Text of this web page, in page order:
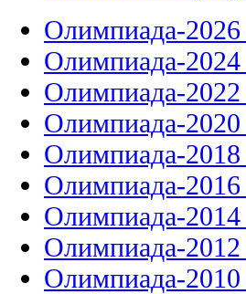
Олимпиада-
Олимпиада-
Олимпиада-
Олимпиада-
Олимпиада-
Олимпиада-
Олимпиада-
Олимпиада-
Олимпиада-